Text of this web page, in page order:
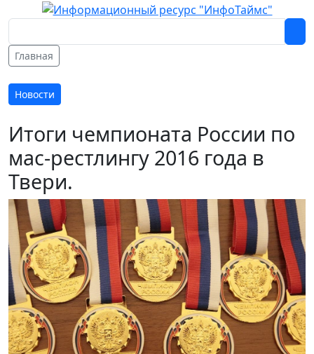
Главная
Новости
Итоги чемпионата России по
мас-рестлингу 2016 года в
Твери.